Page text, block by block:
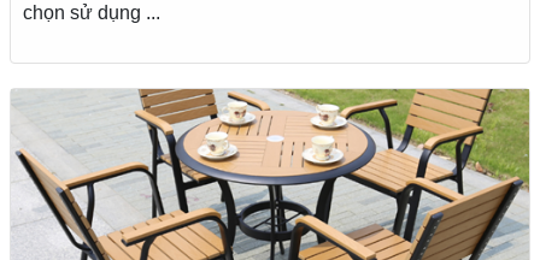
chọn sử dụng ...